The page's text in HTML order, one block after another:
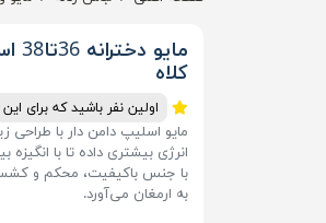
کلاه
اولین نفر باشید که برای
مایو اسلیپ دامن دار با
انرژی بیشتری داده تا با
با جنس باکیفیت، محکم و
به ارمغان می‌آورد.